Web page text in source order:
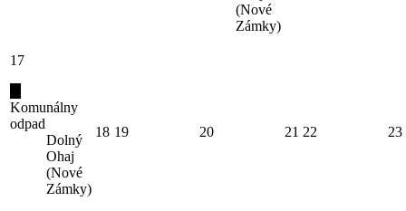
(Nové
Zámky)
17
Komunálny
odpad
Dolný
Ohaj
(Nové
Zámky)
18 19 20 21 22 23